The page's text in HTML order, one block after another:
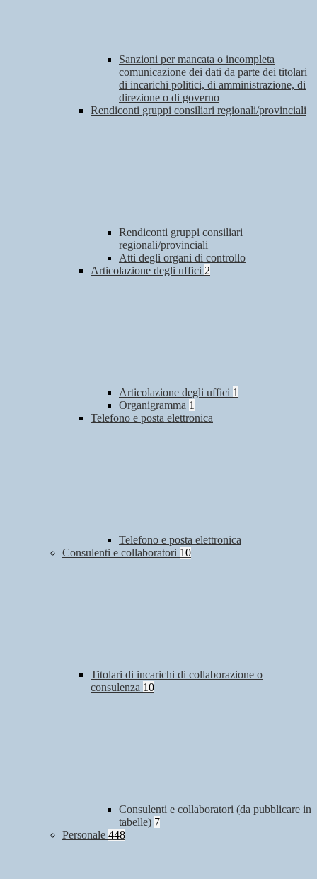
Sanzioni per mancata o incompleta
comunicazione dei dati da parte dei titolari
di incarichi politici, di amministrazione, di
direzione o di governo
Rendiconti gruppi consiliari regionali/provinciali
Rendiconti gruppi consiliari
regionali/provinciali
Atti degli organi di controllo
Articolazione degli uffici 2
Articolazione degli uffici 1
Organigramma 1
Telefono e posta elettronica
Telefono e posta elettronica
Consulenti e collaboratori 10
Titolari di incarichi di collaborazione o
consulenza 10
Consulenti e collaboratori (da pubblicare in
tabelle) 7
Personale 448